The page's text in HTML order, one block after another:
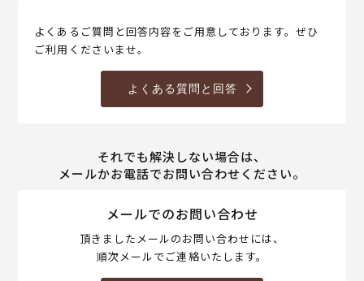
よくあるご質問と回答内容をご用意しております。ぜひ
ご利用くださいませ。
よくある質問と回答
それでも解決しない場合は、
メールかお電話でお問い合わせください。
メールでのお問い合わせ
頂きましたメールのお問い合わせには、
順次メールでご連絡いたします。